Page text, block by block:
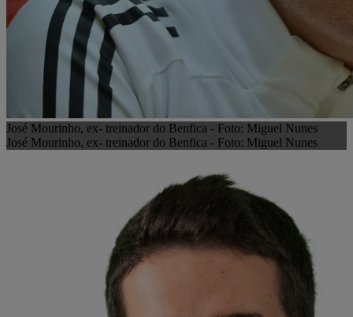
José Mourinho, ex- treinador do Benfica - Foto: Miguel Nunes
José Mourinho, ex- treinador do Benfica - Foto: Miguel Nunes